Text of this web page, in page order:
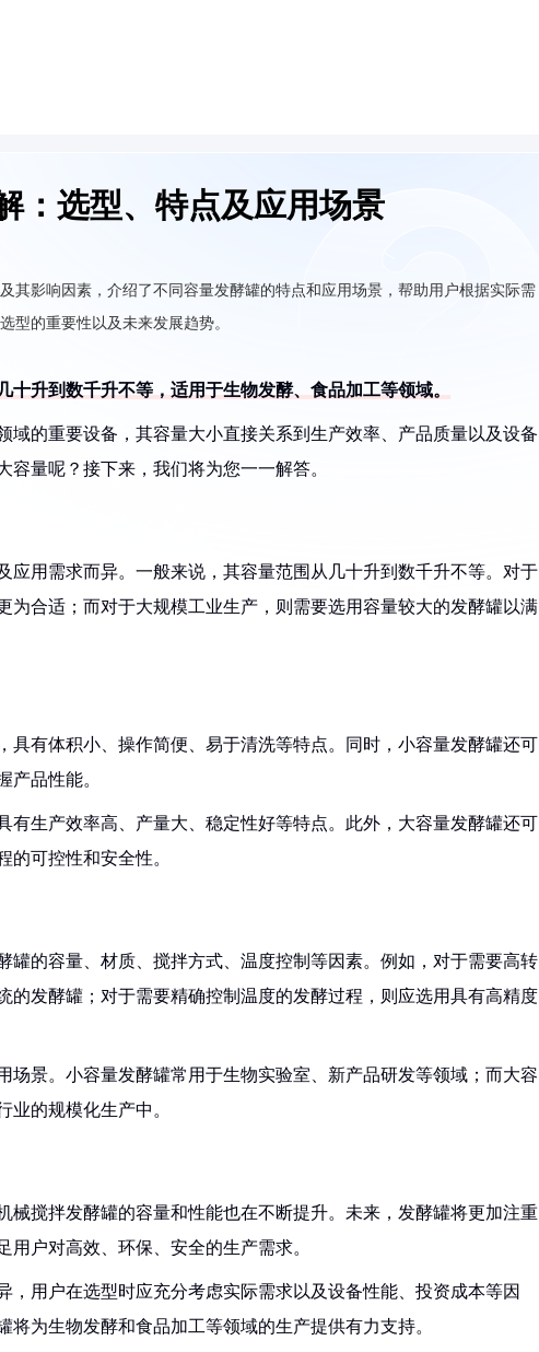
：选型、特点及应用场景
其影响因素，介绍了不同容量发酵罐的特点和应用场景，帮助用户根据实际需
型的重要性以及未来发展趋势。
升到数千升不等，适用于生物发酵、食品加工等领域。
域的重要设备，其容量大小直接关系到生产效率、产品质量以及设备
量呢？接下来，我们将为您一一解答。
应用需求而异。一般来说，其容量范围从几十升到数千升不等。对于
为合适；而对于大规模工业生产，则需要选用容量较大的发酵罐以满
具有体积小、操作简便、易于清洗等特点。同时，小容量发酵罐还可
产品性能。
有生产效率高、产量大、稳定性好等特点。此外，大容量发酵罐还可
的可控性和安全性。
罐的容量、材质、搅拌方式、温度控制等因素。例如，对于需要高转
的发酵罐；对于需要精确控制温度的发酵过程，则应选用具有高精度
场景。小容量发酵罐常用于生物实验室、新产品研发等领域；而大容
业的规模化生产中。
械搅拌发酵罐的容量和性能也在不断提升。未来，发酵罐将更加注重
户对高效、环保、安全的生产需求。
，用户在选型时应充分考虑实际需求以及设备性能、投资成本等因
为生物发酵和食品加工等领域的生产提供有力支持。